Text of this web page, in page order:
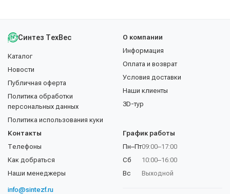
Синтез ТехВес
Каталог
Новости
Публичная оферта
Политика обработки
персональных данных
Политика использования куки
О компании
Информация
Оплата и возврат
Условия доставки
Наши клиенты
3D-тур
Контакты
Телефоны
Как добраться
Наши менеджеры
info@sintezf.ru
График работы
Пн–Пт
Сб
Вс
09:00–17:00
10:00–16:00
Выходной